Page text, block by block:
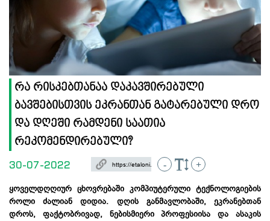
რა რისკებთანაა დაკავშირებული
ბავშებისთვის ეკრანთან გატარებული დრო
და დღეში რამდენი საათია
რეკომენდირებული?
30-07-2022 - +
ყოველდღღიურ ცხოვრებაში კომპიუტერული ტექნოლოგიების
როლი ძალიან დიდია. დღის განმავლობაში, ეკრანებთან
დროს, ფაქტობრივად, ნებისმიერი პროფესიისა და ასაკის